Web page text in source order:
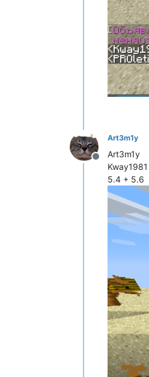
Не в сети
Art3m1y
Art3m1y
Kway1981
5.4 + 5.6